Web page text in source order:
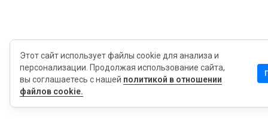
Этот сайт использует файлы cookie для анализа и
персонализации. Продолжая использование сайта,
вы соглашаетесь с нашей политикой в отношении
файлов cookie.